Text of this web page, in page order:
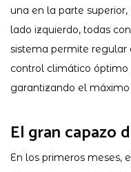
una en la parte
lado izquierdo, todas
sistema permite regular
control climático óptimo
garantizando el
El gran capazo
En los primeros meses,